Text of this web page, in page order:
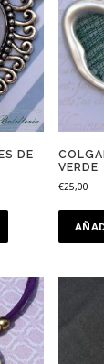
DE
VERDE
€25,00